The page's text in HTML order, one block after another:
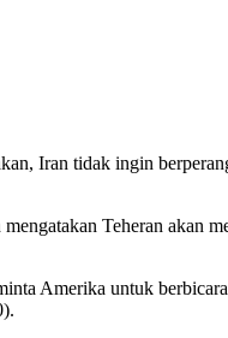
Iran tidak ingin
Teheran akan
Amerika untuk